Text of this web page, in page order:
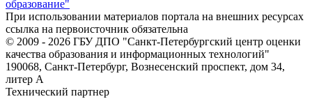
образование"
При использовании материалов портала на внешних ресурсах
ссылка на первоисточник обязательна
© 2009 - 2026 ГБУ ДПО "Санкт-Петербургский центр оценки
качества образования и информационных технологий"
190068, Санкт-Петербург, Вознесенский проспект, дом 34,
литер А
Технический партнер